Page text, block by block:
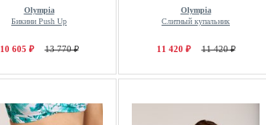
Olympia
Бикини Push Up
10 605 ₽ 13 770 ₽
Olympia
Слитный купальник
11 420 ₽ 11 420 ₽